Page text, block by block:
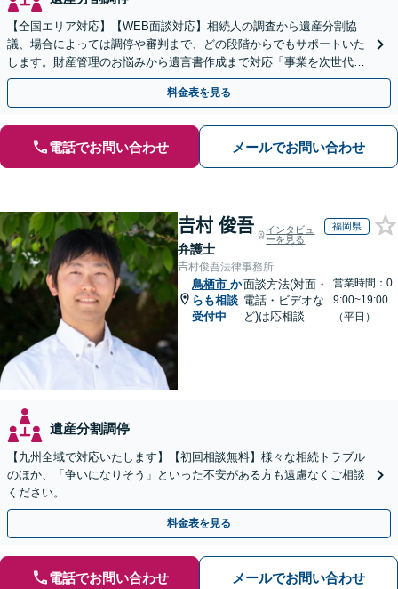
【全国エリア対応】【WEB面談対応】相続人の調査から遺産分割協
議、場合によっては調停や審判まで、どの段階からでもサポートいた
します。財産管理のお悩みから遺言書作成まで対応「事業を次世代に
引き継ぐ安心の事業承継をサポート」【完全個室相談】
料金表を見る
電話でお問い合わせ メールでお問い合わせ
𠮷村 俊吾
弁護士
インタビュ
ーを見る
福岡県
𠮷村俊吾法律事務所
鳥栖市 か
らも相談
受付中
面談方法(対面・
電話・ビデオな
ど)は応相談
営業時間：0
9:00~19:00
（平日）
遺産分割調停
【九州全域で対応いたします】【初回相談無料】様々な相続トラブル
のほか、「争いになりそう」といった不安がある方も遠慮なくご相談
ください。
料金表を見る
電話でお問い合わせ メールでお問い合わせ